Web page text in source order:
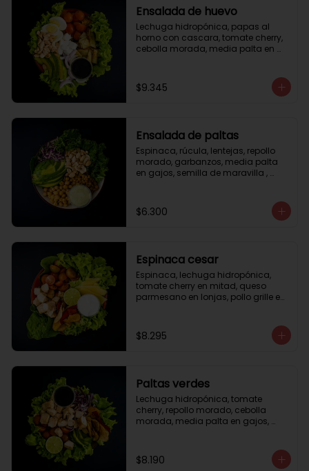
Ensalada de huevo
Lechuga hidropónica, papas al
horno con cascara, tomate cherry,
cebolla morada, media palta en
balsámica.
$9.345
Ensalada de paltas
Espinaca, rúcula, lentejas, repollo
morado, garbanzos, media palta
en gajos, semilla de maravilla ,
$6.300
Espinaca cesar
Espinaca, lechuga hidropónica,
tomate cherry en mitad, queso
parmesano en lonjas, pollo grille en
$8.295
Paltas verdes
Lechuga hidropónica, tomate
cherry, repollo morado, cebolla
morada, media palta en gajos,
$8.190